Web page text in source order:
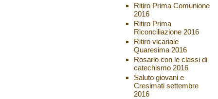
Ritiro Prima Comunione
2016
Ritiro Prima
Riconciliazione 2016
Ritiro vicariale
Quaresima 2016
Rosario con le classi di
catechismo 2016
Saluto giovani e
Cresimati settembre
2016